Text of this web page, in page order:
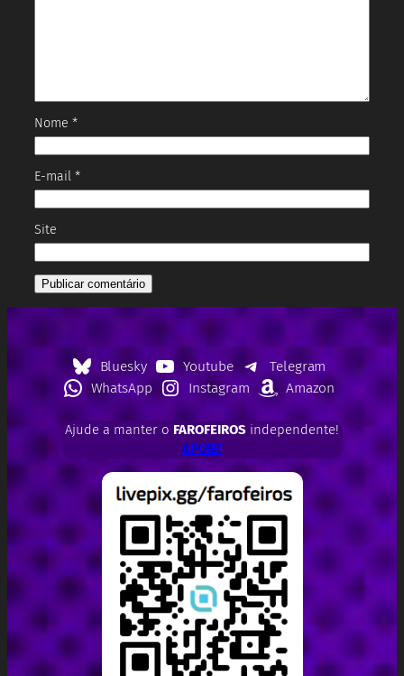
Nome *
E-mail *
Site
Bluesky Youtube
Telegram
WhatsApp
Instagram Amazon
Ajude a manter o FAROFEIROSindependente!
APOIE!